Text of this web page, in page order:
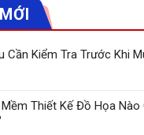
Cần Kiểm Tra Trước Khi
Thiết Kế Đồ Họa Nào